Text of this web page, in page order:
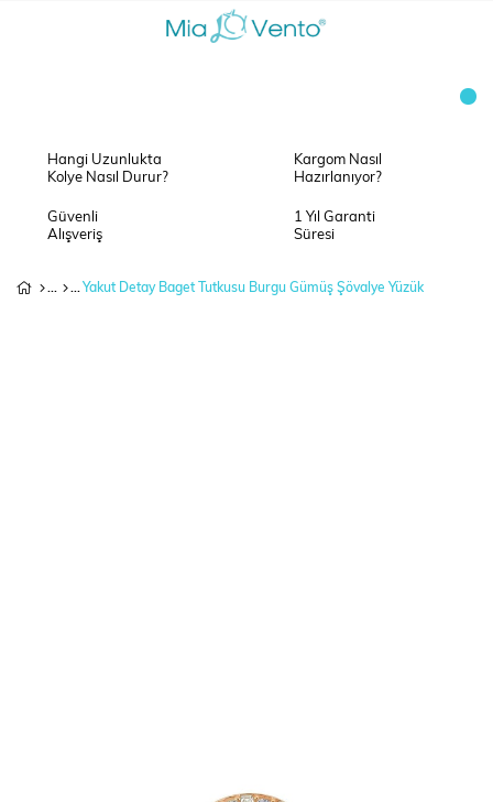
Hangi Uzunlukta
Kolye Nasıl Durur?
Kargom Nasıl
Hazırlanıyor?
Güvenli
Alışveriş
1 Yıl Garanti
Süresi
Yakut Detay Baget Tutkusu Burgu Gümüş Şövalye Yüzük